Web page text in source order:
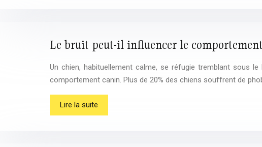
Le bruit peut-il influencer le
Un chien, habituellement calme, se réfugie tremblant sous
comportement canin. Plus de 20% des chiens souffrent de
Lire la suite